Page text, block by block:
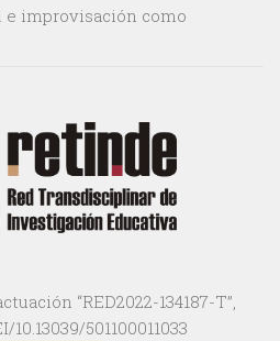
e improvisación como
“RED2022-134187-T”,
501100011033